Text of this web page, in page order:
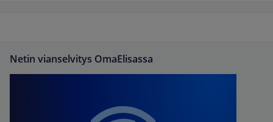
Netin vianselvitys OmaElisassa